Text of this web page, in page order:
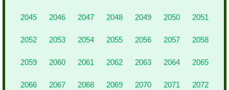
2045 2046 2047 2048 2049 2050 2051
2052 2053 2054 2055 2056 2057 2058
2059 2060 2061 2062 2063 2064 2065
2066 2067 2068 2069 2070 2071 2072